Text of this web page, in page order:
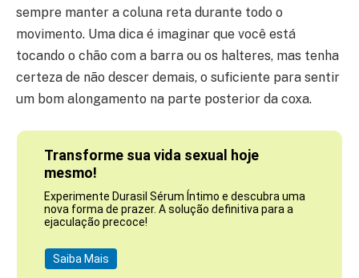
sempre manter a coluna reta durante todo o
movimento. Uma dica é imaginar que você está
tocando o chão com a barra ou os halteres, mas tenha
certeza de não descer demais, o suficiente para sentir
um bom alongamento na parte posterior da coxa.
Transforme sua vida sexual hoje
mesmo!
Experimente Durasil Sérum Íntimo e descubra uma
nova forma de prazer. A solução definitiva para a
ejaculação precoce!
Saiba Mais